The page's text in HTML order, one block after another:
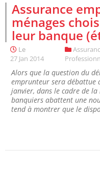
Assurance
ménages
leur banque
Le
27 Jan 2014
Alors que la question du
emprunteur sera débattue
janvier, dans le cadre de
banquiers abattent une
tend à montrer que le